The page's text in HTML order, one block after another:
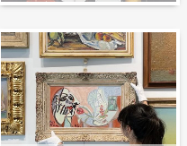
Nabídnout dílo